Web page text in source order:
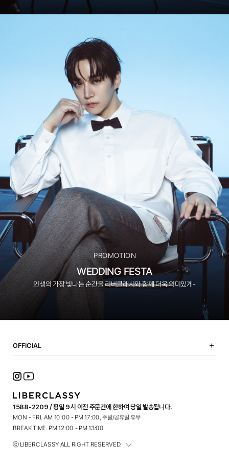
PROMOTION
WEDDING FESTA
인생의 가장 빛나는 순간을 리버클래시와 함께 더욱 의미있게-
OFFICIAL
SHOPPING GUIDE
TERMS OF USE
PRIVACY POLICY
CONTACT
1588-2209 / 평일 9시 이전 주문건에 한하여 당일 발송됩니다.
MON - FRI. AM 10:00 - PM 17:00, 주말/공휴일 휴무
BREAK TIME. PM 12:00 - PM 13:00
ⓒ LIBERCLASSY ALL RIGHT RESERVED.